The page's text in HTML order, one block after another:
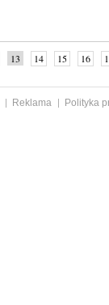
13 14 15 16
Reklama
Polityka